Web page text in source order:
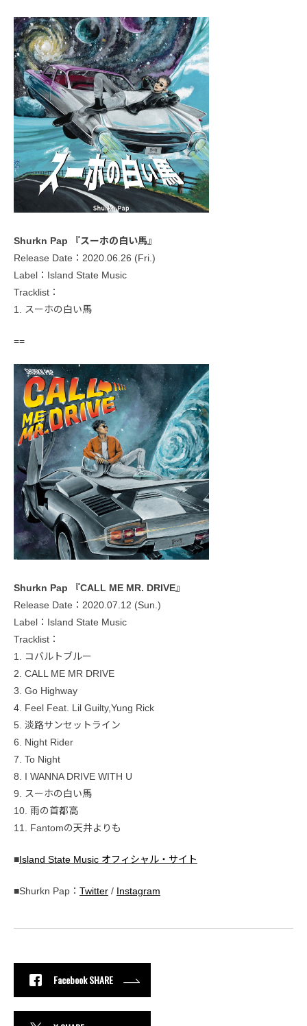
Shurkn Pap 『スーホの白い馬』
Release Date：2020.06.26 (Fri.)
Label：Island State Music
Tracklist：
1. スーホの白い馬
==
Shurkn Pap 『CALL ME MR. DRIVE』
Release Date：2020.07.12 (Sun.)
Label：Island State Music
Tracklist：
1. コバルトブルー
2. CALL ME MR DRIVE
3. Go Highway
4. Feel Feat. Lil Guilty,Yung Rick
5. 淡路サンセットライン
6. Night Rider
7. To Night
8. I WANNA DRIVE WITH U
9. スーホの白い馬
10. 雨の首都高
11. Fantomの天井よりも
■Island State Music オフィシャル・サイト
■Shurkn Pap： Twitter / Instagram
Facebook SHARE